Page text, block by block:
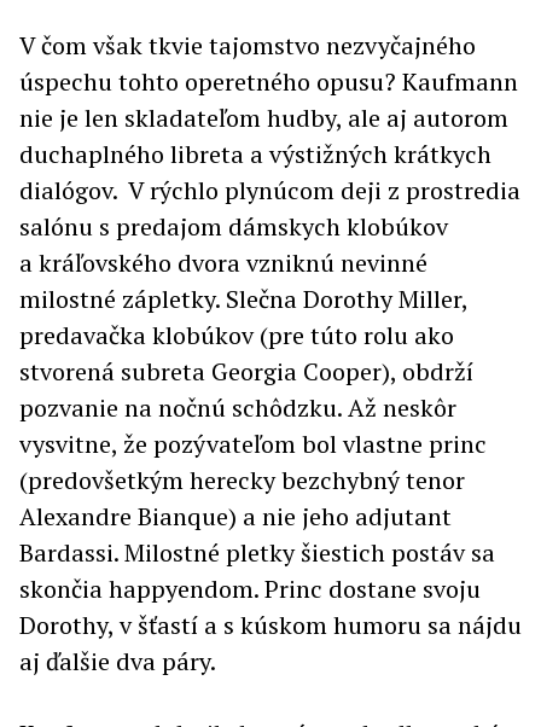
V čom však tkvie tajomstvo nezvyčajného
úspechu tohto operetného opusu? Kaufmann
nie je len skladateľom hudby, ale aj autorom
duchaplného libreta a výstižných krátkych
dialógov. V rýchlo plynúcom deji z prostredia
salónu s predajom dámskych klobúkov
a kráľovského dvora vzniknú nevinné
milostné zápletky. Slečna Dorothy Miller,
predavačka klobúkov (pre túto rolu ako
stvorená subreta Georgia Cooper), obdrží
pozvanie na nočnú schôdzku. Až neskôr
vysvitne, že pozývateľom bol vlastne princ
(predovšetkým herecky bezchybný tenor
Alexandre Bianque) a nie jeho adjutant
Bardassi. Milostné pletky šiestich postáv sa
skončia happyendom. Princ dostane svoju
Dorothy, v šťastí a s kúskom humoru sa nájdu
aj ďalšie dva páry.